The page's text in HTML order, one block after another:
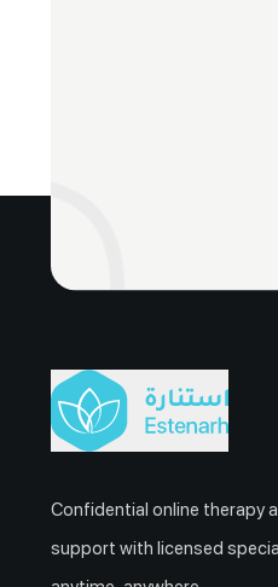
Confidential online therapy
support with licensed